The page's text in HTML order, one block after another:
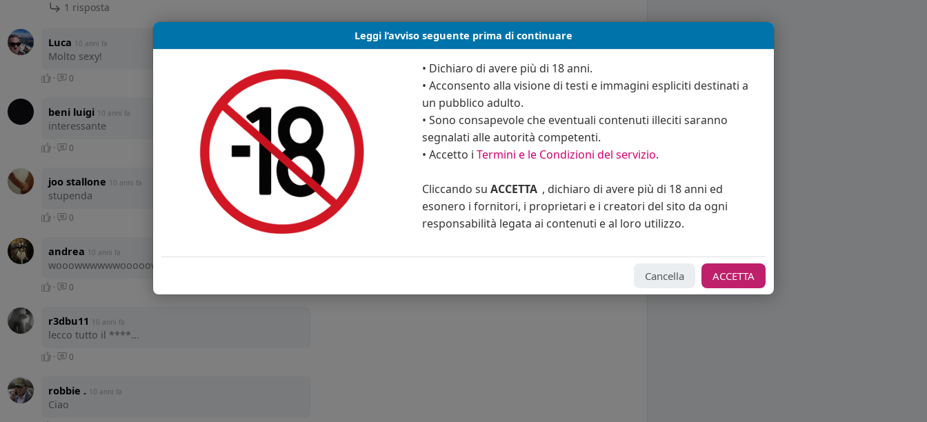
1 risposta
Luca 10 anni fa
Molto sexy!
· 0
beni luigi 10 anni fa
interessante
· 0
joo stallone 10 anni fa
stupenda
· 0
andrea 10 anni fa
wooowwwwwwooooowwwww
· 0
r3dbu11 10 anni fa
lecco tutto il ****...
· 0
robbie . 10 anni fa
Ciao
Leggi l’avviso seguente prima di continuare
• Dichiaro di avere più di 18 anni.
• Acconsento alla visione di testi e immagini espliciti destinati a
un pubblico adulto.
• Sono consapevole che eventuali contenuti illeciti saranno
segnalati alle autorità competenti.
• Accetto i Termini e le Condizioni del servizio.
Cliccando su ACCETTA , dichiaro di avere più di 18 anni ed
esonero i fornitori, i proprietari e i creatori del sito da ogni
responsabilità legata ai contenuti e al loro utilizzo.
Cancella ACCETTA